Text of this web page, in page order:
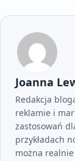
Joanna
Redakcja
reklamie i
zastosowań
przykładach
można